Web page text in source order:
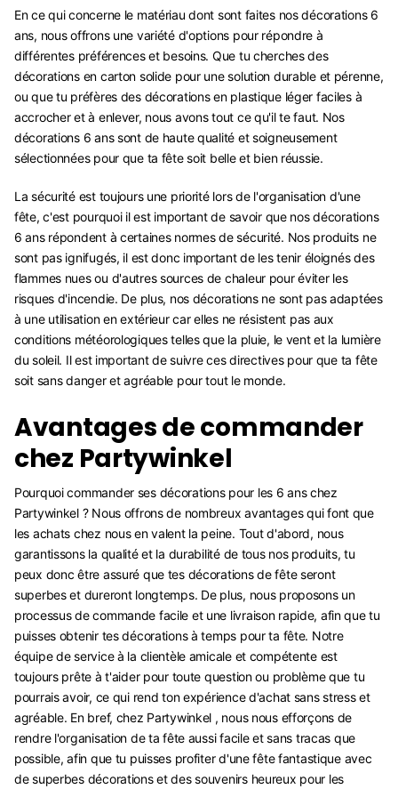
En ce qui concerne le matériau dont sont faites nos décorations 6
ans, nous offrons une variété d'options pour répondre à
différentes préférences et besoins. Que tu cherches des
décorations en carton solide pour une solution durable et pérenne,
ou que tu préfères des décorations en plastique léger faciles à
accrocher et à enlever, nous avons tout ce qu'il te faut. Nos
décorations 6 ans sont de haute qualité et soigneusement
sélectionnées pour que ta fête soit belle et bien réussie.
La sécurité est toujours une priorité lors de l'organisation d'une
fête, c'est pourquoi il est important de savoir que nos décorations
6 ans répondent à certaines normes de sécurité. Nos produits ne
sont pas ignifugés, il est donc important de les tenir éloignés des
flammes nues ou d'autres sources de chaleur pour éviter les
risques d'incendie. De plus, nos décorations ne sont pas adaptées
à une utilisation en extérieur car elles ne résistent pas aux
conditions météorologiques telles que la pluie, le vent et la lumière
du soleil. Il est important de suivre ces directives pour que ta fête
soit sans danger et agréable pour tout le monde.
Avantages de commander
chez Partywinkel
Pourquoi commander ses décorations pour les 6 ans chez
Partywinkel ? Nous offrons de nombreux avantages qui font que
les achats chez nous en valent la peine. Tout d'abord, nous
garantissons la qualité et la durabilité de tous nos produits, tu
peux donc être assuré que tes décorations de fête seront
superbes et dureront longtemps. De plus, nous proposons un
processus de commande facile et une livraison rapide, afin que tu
puisses obtenir tes décorations à temps pour ta fête. Notre
équipe de service à la clientèle amicale et compétente est
toujours prête à t'aider pour toute question ou problème que tu
pourrais avoir, ce qui rend ton expérience d'achat sans stress et
agréable. En bref, chez Partywinkel , nous nous efforçons de
rendre l'organisation de ta fête aussi facile et sans tracas que
possible, afin que tu puisses profiter d'une fête fantastique avec
de superbes décorations et des souvenirs heureux pour les